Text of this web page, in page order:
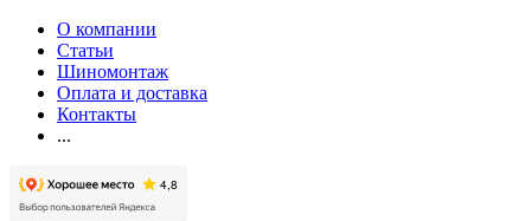
О компании
Статьи
Шиномонтаж
Оплата и доставка
Контакты
...